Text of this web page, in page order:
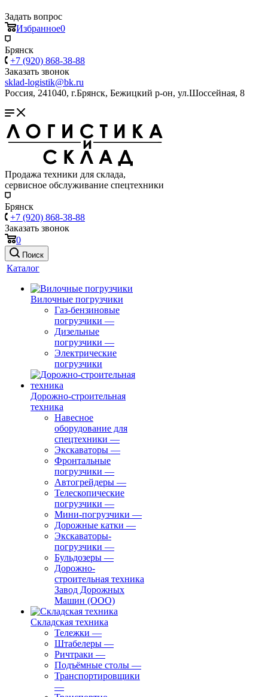
Задать вопрос
Избранное0
Брянск
+7 (920) 868-38-88
Заказать звонок
sklad-logistik@bk.ru
Россия, 241040, г.Брянск, Бежицкий р-он, ул.Шоссейная, 8
Продажа техники для склада,
сервисное обслуживание спецтехники
Брянск
+7 (920) 868-38-88
Заказать звонок
0
Поиск
Каталог
Вилочные погрузчики
Газ-бензиновые
погрузчики —
Дизельные
погрузчики —
Электрические
погрузчики
Дорожно-строительная
техника
Навесное
оборудование для
спецтехники —
Экскаваторы —
Фронтальные
погрузчики —
Автогрейдеры —
Телескопические
погрузчики —
Мини-погрузчики —
Дорожные катки —
Экскаваторы-
погрузчики —
Бульдозеры —
Дорожно-
строительная техника
Завод Дорожных
Машин (ООО)
Складская техника
Тележки —
Штабелеры —
Ричтраки —
Подъёмные столы —
Транспортировщики
—